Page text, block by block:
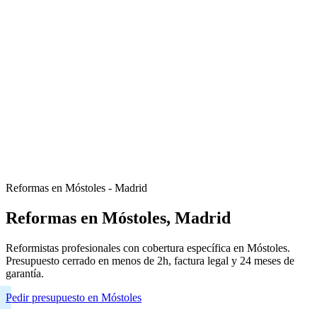
Reformas en Móstoles - Madrid
Reformas en Móstoles, Madrid
Reformistas profesionales con cobertura específica en Móstoles.
Presupuesto cerrado en menos de 2h, factura legal y 24 meses de
garantía.
Pedir presupuesto en Móstoles